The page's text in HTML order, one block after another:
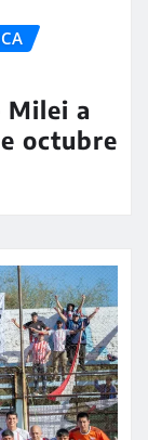
Milei a
octubre